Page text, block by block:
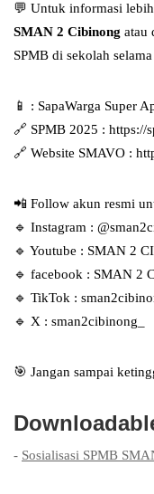
💬 Untuk informasi
SMAN 2 Cibinong atau
SPMB di sekolah
📱 : SapaWarga Super
🔗 SPMB 2025 : https://
🔗 Website SMAVO :
📲 Follow akun resmi
🔹 Instagram :
🔹 Youtube : SMAN 2
🔹 facebook : SMAN 2
🔹 TikTok :
🔹 X : sman2cibinong_
🎯 Jangan sampai
- Sosialisasi SPMB